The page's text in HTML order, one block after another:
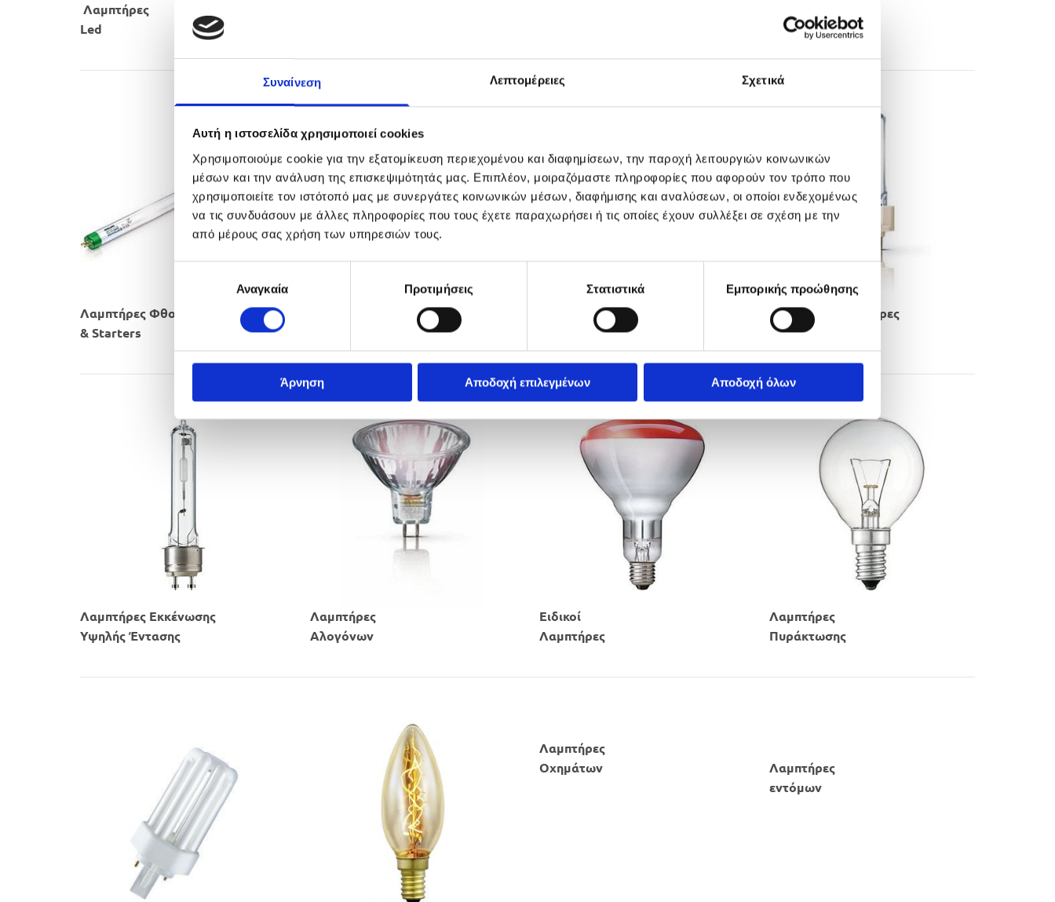
Συναίνεση Λεπτομέρειες Σχετικά
Αυτή η ιστοσελίδα χρησιμοποιεί cookies
Χρησιμοποιούμε cookie για την εξατομίκευση περιεχομένου και διαφημίσεων, την παροχή λειτουργιών κοινωνικών
μέσων και την ανάλυση της επισκεψιμότητάς μας. Επιπλέον, μοιραζόμαστε πληροφορίες που αφορούν τον τρόπο που
χρησιμοποιείτε τον ιστότοπό μας με συνεργάτες κοινωνικών μέσων, διαφήμισης και αναλύσεων, οι οποίοι ενδεχομένως
να τις συνδυάσουν με άλλες πληροφορίες που τους έχετε παραχωρήσει ή τις οποίες έχουν συλλέξει σε σχέση με την
από μέρους σας χρήση των υπηρεσιών τους.
συγκατάθεσηςΑναγκαία Προτιμήσεις Στατιστικά Εμπορικής προώθησης
Άρνηση Αποδοχή επιλεγμένων Αποδοχή όλων
Λαμπτήρες
​Led
Λαμπτήρες Φθορισμού
​& Starters​
Συμπαγείς Λαμπτήρες
Συμπαγείς Λαμπτήρες
​Φθορισμού CFLNI​
Συμπαγείς Λαμπτήρες
​Εκκένωσης​
Λαμπτήρες Εκκένωσης
​Υψηλής Έντασης​
Λαμπτήρες
​Αλογόνων
Ειδικοί
​Λαμπτήρες
Λαμπτήρες
​Πυράκτωσης​
Λαμπτήρες
​Οχημάτων​
​Λαμπτήρες
​εντόμων